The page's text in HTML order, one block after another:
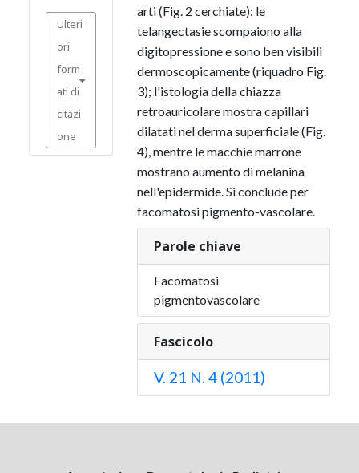
Ulteri
ori
form
ati di
citazi
one
arti (Fig. 2 cerchiate): le
telangectasie scompaiono alla
digitopressione e sono ben visibili
dermoscopicamente (riquadro Fig.
3); l'istologia della chiazza
retroauricolare mostra capillari
dilatati nel derma superficiale (Fig.
4), mentre le macchie marrone
mostrano aumento di melanina
nell'epidermide. Si conclude per
facomatosi pigmento-vascolare.
Parole chiave
Facomatosi
pigmentovascolare
Fascicolo
V. 21 N. 4 (2011)